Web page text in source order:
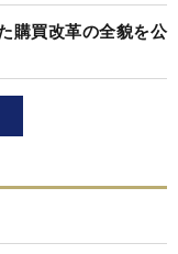
購買改革の全貌を公